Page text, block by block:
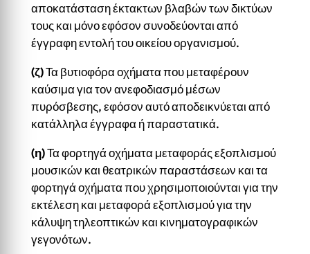
αποκατάσταση έκτακτων βλαβών των δικτύων
τους και μόνο εφόσον συνοδεύονται από
έγγραφη εντολή του οικείου οργανισμού.
(ζ)Τα βυτιοφόρα οχήματα που μεταφέρουν
καύσιμα για τον ανεφοδιασμό μέσων
πυρόσβεσης, εφόσον αυτό αποδεικνύεται από
κατάλληλα έγγραφα ή παραστατικά.
(η)Τα φορτηγά οχήματα μεταφοράς εξοπλισμού
μουσικών και θεατρικών παραστάσεων και τα
φορτηγά οχήματα που χρησιμοποιούνται για την
εκτέλεση και μεταφορά εξοπλισμού για την
κάλυψη τηλεοπτικών και κινηματογραφικών
γεγονότων.